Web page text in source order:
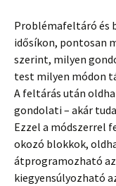
Problémafeltáró és
idősíkon, pontosan
szerint, milyen
test milyen módon
A feltárás után
gondolati – akár
Ezzel a módszerrel
okozó blokkok,
átprogramozható
kiegyensúlyozható